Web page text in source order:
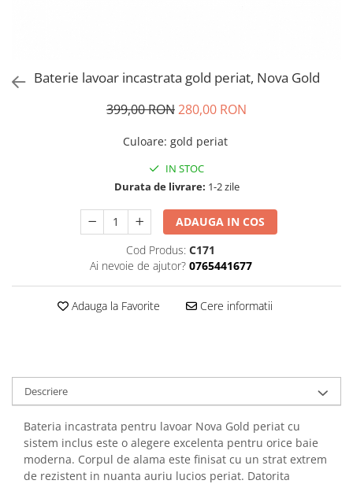
Baterie lavoar incastrata gold periat, Nova Gold
399,00 RON280,00 RON
Culoare: gold periat
IN STOC
Durata de livrare: 1-2 zile
ADAUGA IN COS
Cod Produs: C171
Ai nevoie de ajutor? 0765441677
Adauga la Favorite Cere informatii
Descriere
Bateria incastrata pentru lavoar Nova Gold periat cu
sistem inclus este o alegere excelenta pentru orice baie
moderna. Corpul de alama este finisat cu un strat extrem
de rezistent in nuanta auriu lucios periat. Datorita